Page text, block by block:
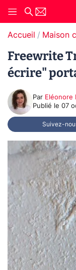
Accueil Maison
Freewrite
écrire"
Par Eléonore
Publié le 07
Suivez-